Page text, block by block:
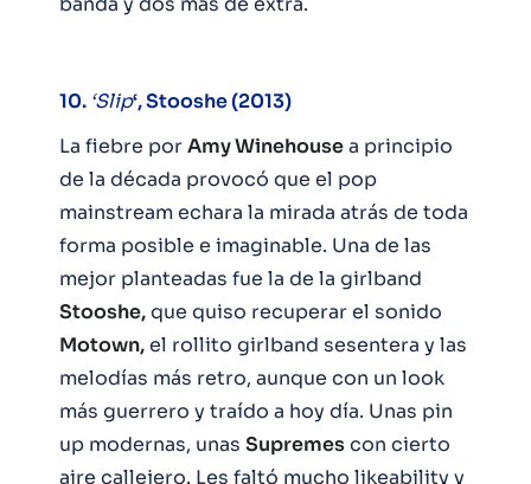
10. ‘Slip‘, Stooshe (2013)
La fiebre porAmy Winehousea principio
de la década provocó que el pop
mainstream echara la mirada atrás de toda
forma posible e imaginable. Una de las
mejor planteadas fue la de la girlband
Stooshe,que quiso recuperar el sonido
Motown,el rollito girlband sesentera y las
melodías más retro, aunque con un look
más guerrero y traído a hoy día. Unas pin
up modernas, unas Supremescon cierto
aire callejero. Les faltó mucho likeability y